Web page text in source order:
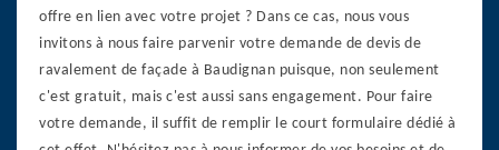
offre en lien avec votre projet ? Dans ce cas, nous vous
invitons à nous faire parvenir votre demande de devis de
ravalement de façade à Baudignan puisque, non seulement
c'est gratuit, mais c'est aussi sans engagement. Pour faire
votre demande, il suffit de remplir le court formulaire dédié à